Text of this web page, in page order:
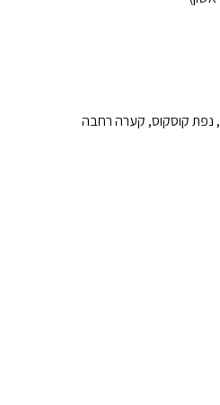
נפת קוסקוס, קערה רחבה